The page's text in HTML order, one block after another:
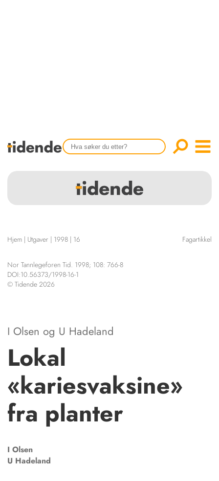
Tidligere utgaver
HENVISNINGER
KURSKALENDER
STILLINGER
KJØP & SALG
KONTAKT
Scientific articles
Hjem | Utgaver | 1998 | 16 Fagartikkel
Nor Tannlegeforen Tid. 1998; 108: 766-8
DOI:10.56373/1998-16-1
© Tidende 2026
I Olsen og U Hadeland
Lokal
«kariesvaksine»
fra planter
I Olsen
U Hadeland